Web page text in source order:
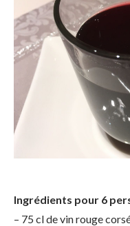
Ingrédients pour 6
– 75 cl de vin rouge